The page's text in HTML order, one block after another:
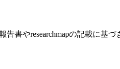
書やresearchmapの記載に基